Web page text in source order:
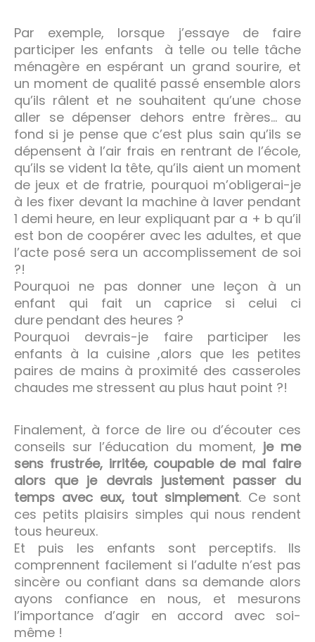
Par exemple, lorsque j’essaye de faire
participer les enfants à telle ou telle tâche
ménagère en espérant un grand sourire, et
un moment de qualité passé ensemble alors
qu’ils râlent et ne souhaitent qu’une chose
aller se dépenser dehors entre frères… au
fond si je pense que c’est plus sain qu’ils se
dépensent à l’air frais en rentrant de l’école,
qu’ils se vident la tête, qu’ils aient un moment
de jeux et de fratrie, pourquoi m’obligerai-je
à les fixer devant la machine à laver pendant
1 demi heure, en leur expliquant par a + b qu’il
est bon de coopérer avec les adultes, et que
l’acte posé sera un accomplissement de soi
?!
Pourquoi ne pas donner une leçon à un
enfant qui fait un caprice si celui ci
dure pendant des heures ?
Pourquoi devrais-je faire participer les
enfants à la cuisine ,alors que les petites
paires de mains à proximité des casseroles
chaudes me stressent au plus haut point ?!
Finalement, à force de lire ou d’écouter ces
conseils sur l’éducation du moment, je me
sens frustrée, irritée, coupable de mal faire
alors que je devrais justement passer du
temps avec eux, tout simplement. Ce sont
ces petits plaisirs simples qui nous rendent
tous heureux.
Et puis les enfants sont perceptifs. Ils
comprennent facilement si l’adulte n’est pas
sincère ou confiant dans sa demande alors
ayons confiance en nous, et mesurons
l’importance d’agir en accord avec soi-
même !